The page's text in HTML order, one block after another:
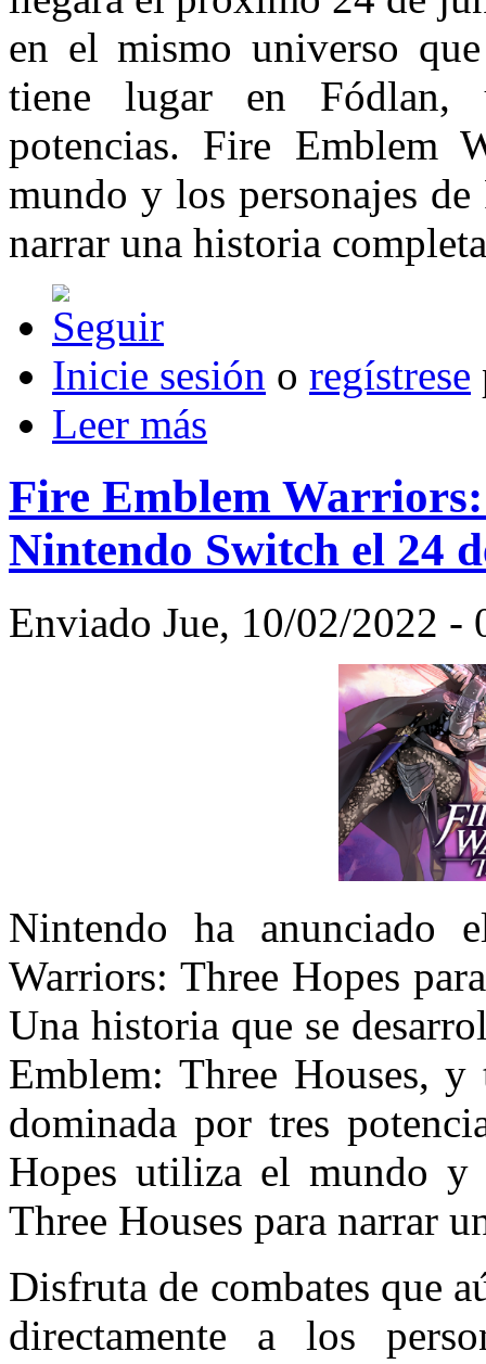
en el mismo universo
tiene lugar en Fódlan,
potencias. Fire Emblem
mundo y los personajes
narrar una historia
Inicie sesión o regístrese
Leer más
Fire Emblem
Nintendo Switch el 24
Enviado Jue, 10/02/2022 -
Nintendo ha anunciado
Warriors: Three Hopes
Una historia que se
Emblem: Three Houses,
dominada por tres
Hopes utiliza el mundo y
Three Houses para narrar
Disfruta de combates que
directamente a los